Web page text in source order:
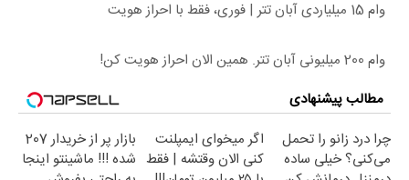
وام 15 میلیاردی آبان تتر | فوری، فقط با احراز هویت
وام 200 میلیونی آبان تتر. همین الان احراز هویت کن!
مطالب پیشنهادی
چرا درد زانو را تحمل
می‌کنی؟ خیلی ساده
اگر میخوای ایمپلنت
کنی الان وقتشه | فقط
بازار پر از خریدار 207
شده !!! ماشینتو اینجا